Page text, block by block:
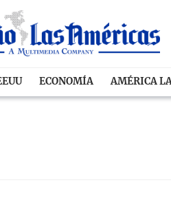
ECONOMÍA AMÉRICA